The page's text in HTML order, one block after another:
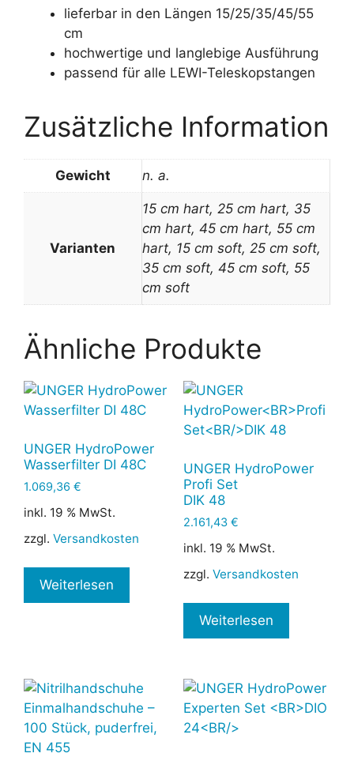
lieferbar in den Längen 15/25/35/45/55
cm
hochwertige und langlebige Ausführung
passend für alle LEWI-Teleskopstangen
Zusätzliche Information
Gewicht n. a.
Varianten
15 cm hart, 25 cm hart, 35
cm hart, 45 cm hart, 55 cm
hart, 15 cm soft, 25 cm soft,
35 cm soft, 45 cm soft, 55
cm soft
Ähnliche Produkte
UNGER HydroPower
Wasserfilter DI 48C
1.069,36 €
inkl. 19 % MwSt.
zzgl. Versandkosten
Weiterlesen
UNGER HydroPower
Profi Set
DIK 48
2.161,43 €
inkl. 19 % MwSt.
zzgl. Versandkosten
Weiterlesen